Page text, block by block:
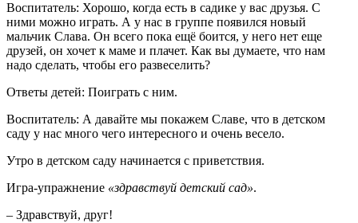
Воспитатель: Хорошо, когда есть в садике у вас друзья. С
ними можно играть. А у нас в группе появился новый
мальчик Слава. Он всего пока ещё боится, у него нет еще
друзей, он хочет к маме и плачет. Как вы думаете, что нам
надо сделать, чтобы его развеселить?
Ответы детей: Поиграть с ним.
Воспитатель: А давайте мы покажем Славе, что в детском
саду у нас много чего интересного и очень весело.
Утро в детском саду начинается с приветствия.
Игра-упражнение «здравствуй детский сад».
– Здравствуй, друг!